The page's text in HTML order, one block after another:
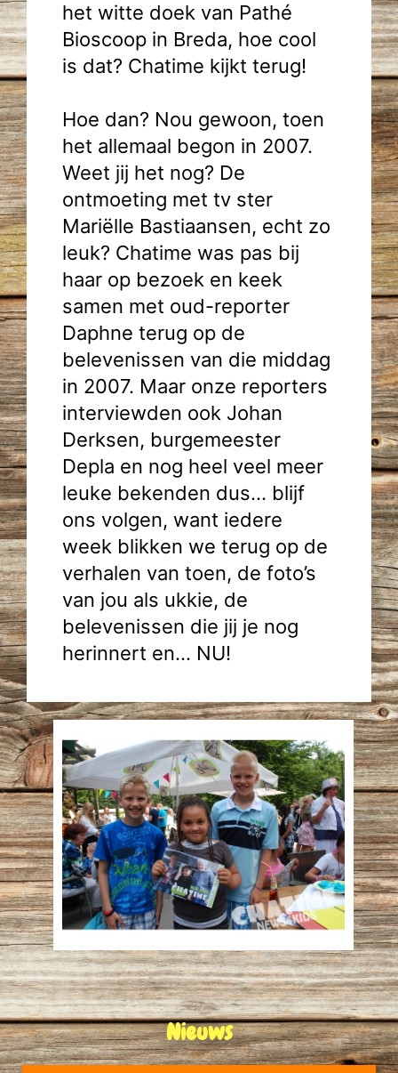
het witte doek van Pathé
Bioscoop in Breda, hoe cool
is dat? Chatime kijkt terug!
Hoe dan? Nou gewoon, toen
het allemaal begon in 2007.
Weet jij het nog? De
ontmoeting met tv ster
Mariëlle Bastiaansen, echt zo
leuk? Chatime was pas bij
haar op bezoek en keek
samen met oud-reporter
Daphne terug op de
belevenissen van die middag
in 2007. Maar onze reporters
interviewden ook Johan
Derksen, burgemeester
Depla en nog heel veel meer
leuke bekenden dus… blijf
ons volgen, want iedere
week blikken we terug op de
verhalen van toen, de foto’s
van jou als ukkie, de
belevenissen die jij je nog
herinnert en… NU!
Nieuws